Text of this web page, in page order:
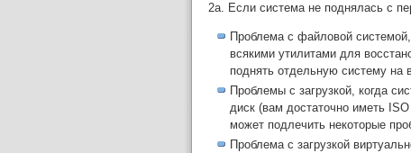
2а. Если система не поднялась с
Проблема с файловой
всякими утилитами для
поднять отдельную систему на
Проблемы с загрузкой, когда
диск (вам достаточно иметь
может подлечить некоторые
Проблема с загрузкой